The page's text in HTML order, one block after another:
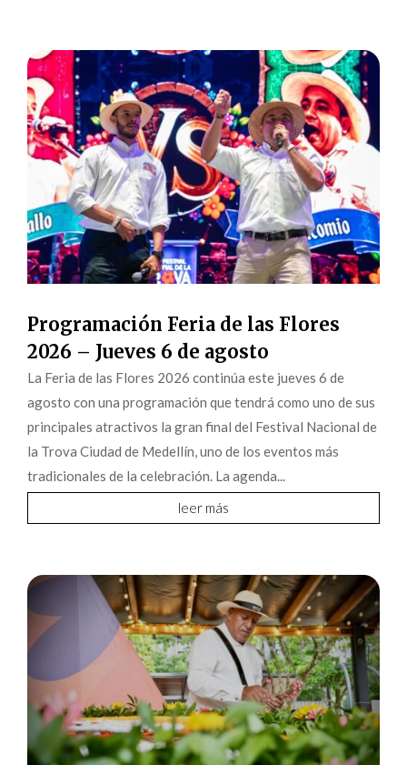
Programación Feria de las Flores
2026 – Jueves 6 de agosto
La Feria de las Flores 2026 continúa este jueves 6 de
agosto con una programación que tendrá como uno de sus
principales atractivos la gran final del Festival Nacional de
la Trova Ciudad de Medellín, uno de los eventos más
tradicionales de la celebración. La agenda...
leer más